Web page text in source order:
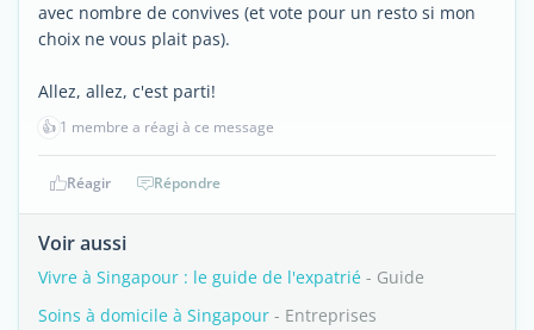
avec nombre de convives (et vote pour un resto si mon
choix ne vous plait pas).
Allez, allez, c'est parti!
👍 1 membre a réagi à ce message
Réagir Répondre
Voir aussi
Vivre à Singapour : le guide de l'expatrié - Guide
Soins à domicile à Singapour - Entreprises